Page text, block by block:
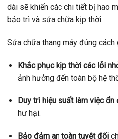
dài sẽ khiến các chi tiết bị hao
bảo trì và sửa chữa kịp thời.
Sửa chữa thang máy đúng cách
Khắc phục kịp thời các lỗi
ảnh hưởng đến toàn bộ hệ
Duy trì hiệu suất làm việc ổn
hư hại.
Bảo đảm an toàn tuyệt đối